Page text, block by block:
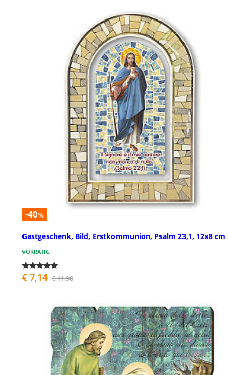
-40%
Gastgeschenk, Bild, Erstkommunion, Psalm 23,1, 12x8 cm
VORRÄTIG
€ 7,14 € 11,90